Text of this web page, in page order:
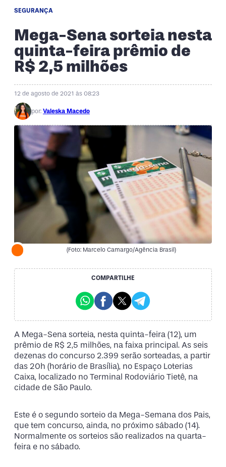
SEGURANÇA
Mega-Sena sorteia nesta
quinta-feira prêmio de
R$ 2,5 milhões
12 de agosto de 2021 às 08:23
por: Valeska Macedo
(Foto: Marcelo Camargo/Agência Brasil)
COMPARTILHE
A Mega-Sena sorteia, nesta quinta-feira (12), um
prêmio de R$ 2,5 milhões, na faixa principal. As seis
dezenas do concurso 2.399 serão sorteadas, a partir
das 20h (horário de Brasília), no Espaço Loterias
Caixa, localizado no Terminal Rodoviário Tietê, na
cidade de São Paulo.
Este é o segundo sorteio da Mega-Semana dos Pais,
que tem concurso, ainda, no próximo sábado (14).
Normalmente os sorteios são realizados na quarta-
feira e no sábado.